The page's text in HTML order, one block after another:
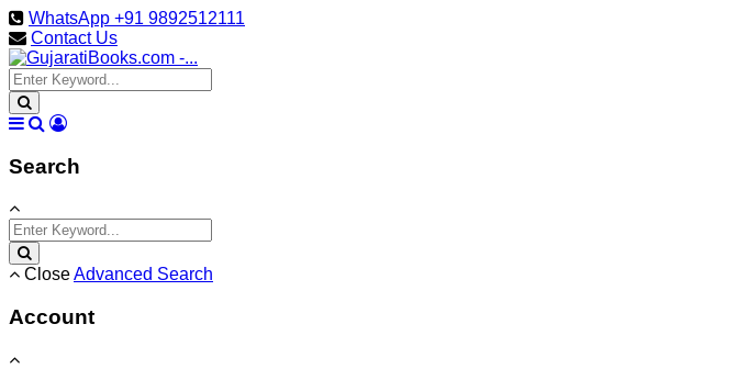
WhatsApp +91 9892512111
Contact Us
Search
CloseAdvanced Search
Account